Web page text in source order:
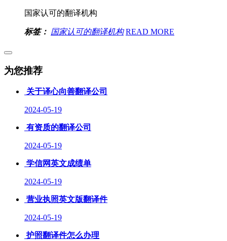
国家认可的翻译机构
标签： 国家认可的翻译机构 READ MORE
为您推荐
关于译心向善翻译公司
2024-05-19
有资质的翻译公司
2024-05-19
学信网英文成绩单
2024-05-19
营业执照英文版翻译件
2024-05-19
护照翻译件怎么办理